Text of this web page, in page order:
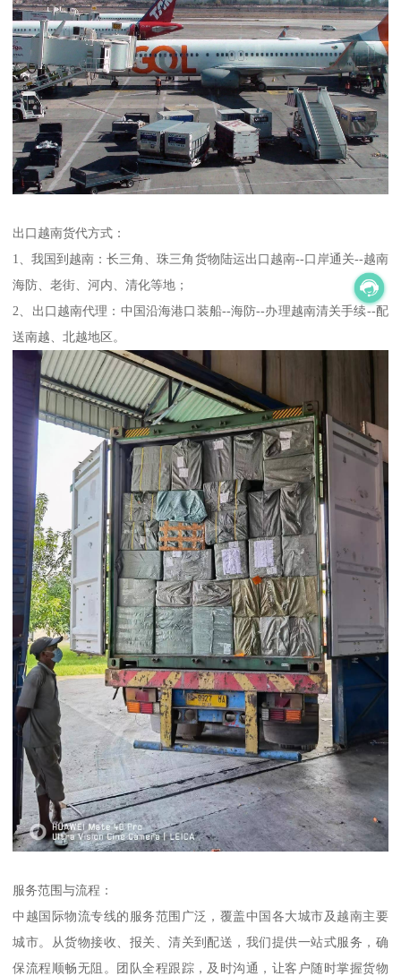
出口越南货代方式：
1、我国到越南：长三角、珠三角货物陆运出口越南--口岸通关--越南
海防、老街、河内、清化等地；
2、出口越南代理：中国沿海港口装船--海防--办理越南清关手续--配
送南越、北越地区。
服务范围与流程：
中越国际物流专线的服务范围广泛，覆盖中国各大城市及越南主要
城市。从货物接收、报关、清关到配送，我们提供一站式服务，确
保流程顺畅无阻。团队全程跟踪，及时沟通，让客户随时掌握货物